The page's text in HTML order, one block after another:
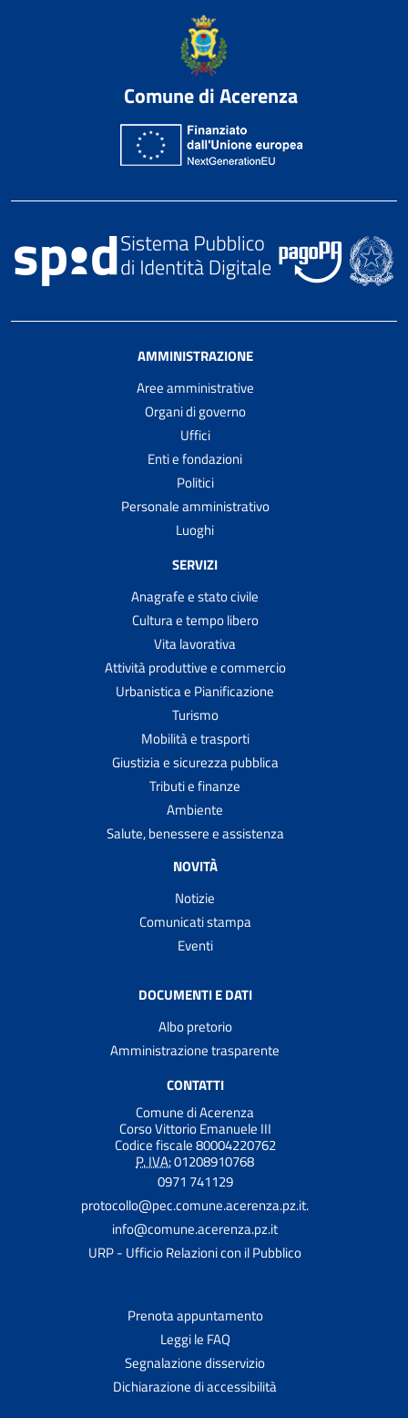
Comune di Acerenza
AMMINISTRAZIONE
Aree amministrative
Organi di governo
Uffici
Enti e fondazioni
Politici
Personale amministrativo
Luoghi
SERVIZI
Anagrafe e stato civile
Cultura e tempo libero
Vita lavorativa
Attività produttive e commercio
Urbanistica e Pianificazione
Turismo
Mobilità e trasporti
Giustizia e sicurezza pubblica
Tributi e finanze
Ambiente
Salute, benessere e assistenza
NOVITÀ
Notizie
Comunicati stampa
Eventi
DOCUMENTI E DATI
Albo pretorio
Amministrazione trasparente
CONTATTI
Comune di Acerenza
Corso Vittorio Emanuele III
Codice fiscale 80004220762
P. IVA:01208910768
0971 741129
protocollo@pec.comune.acerenza.pz.it.
info@comune.acerenza.pz.it
URP - Ufficio Relazioni con il Pubblico
Prenota appuntamento
Leggi le FAQ
Segnalazione disservizio
Dichiarazione di accessibilità